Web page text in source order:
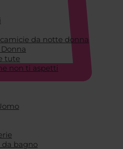
da notte donna
tute
non ti aspetti
bagno